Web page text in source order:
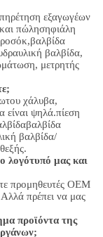
εξαγωγέων
πώλησηφιάλη
βαλβίδα
βαλβίδα,
, μετρητής
χάλυβα,
είναι ψηλά.πίεση
βαλβίδα
βαλβίδα/
λογότυπό μας και
προμηθευτές OEM
Αλλά πρέπει να μας
προϊόντα της